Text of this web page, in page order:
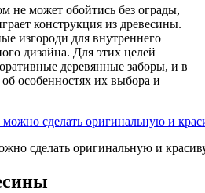
не может обойтись без ограды,
конструкция из древесины.
изгороди для внутреннего
дизайна. Для этих целей
деревянные заборы, и в
особенностях их выбора и
сделать оригинальную и